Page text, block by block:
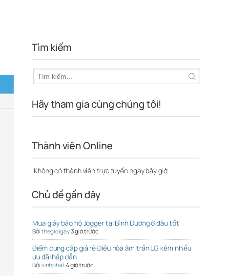
Tìm kiếm
Hãy tham gia cùng chúng tôi!
Thành viên Online
Không có thành viên trực tuyến ngay bây giờ
Chủ đề gần đây
Mua giày bảo hộ Jogger tại Bình Dương ở đâu tốt
Bởithegioigay3 giờ trước
Điểm cung cấp giá rẻ Điều hòa âm trần LG kèm nhiều
ưu đãi hấp dẫn
Bởivinhphat4 giờ trước